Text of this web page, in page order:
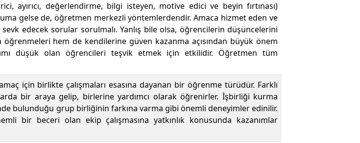
ayırıcı, değerlendirme, bilgi isteyen, motive edici ve beyin fırtınası)
gelse de, öğretmen merkezli yöntemlerdendir. Amaca hizmet eden ve
edecek sorular sorulmalı. Yanlış bile olsa, öğrencilerin düşüncelerini
hem de kendilerine güven kazanma açısından büyük önem
düşük olan öğrencileri teşvik etmek için etkilidir. Öğretmen tüm
için birlikte çalışmaları esasına dayanan bir öğrenme türüdür. Farklı
bir araya gelip, birlerine yardımcı olarak öğrenirler. İşbirliği kurma
bulunduğu grup birliğinin farkına varma gibi önemli deneyimler edinilir.
bir beceri olan ekip çalışmasına yatkınlık konusunda kazanımlar